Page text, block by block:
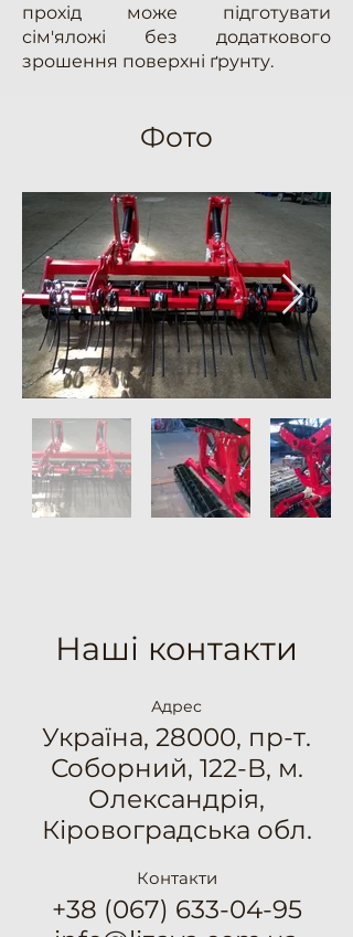
прохід може підготувати
сім'яложі без додаткового
зрошення поверхні ґрунту.
Фото
Наші контакти
Адрес
Україна, 28000, пр-т.
Соборний, 122-В, м.
Олександрія,
Кіровоградська обл.
Контакти
+38 (067) 633-04-95